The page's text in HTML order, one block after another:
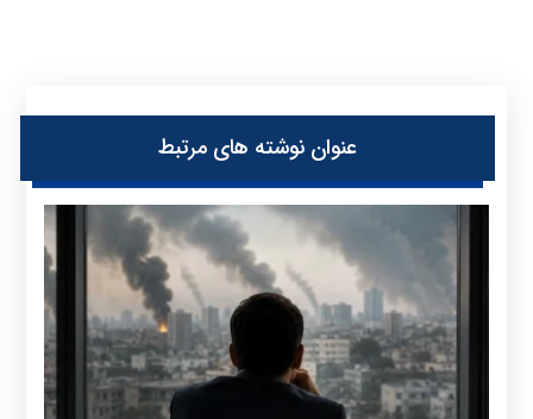
عنوان ‫نوشته های مرتبط